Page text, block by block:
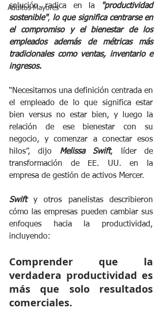
Adultos Mayores
solución radica en la
"productividad
sostenible", lo que significa centrarse en
el compromiso y el bienestar de los
empleados además de métricas más
tradicionales como ventas, inventario e
ingresos.
“Necesitamos una definición centrada en
el empleado de lo que significa estar
bien versus no estar bien, y luego la
relación de ese bienestar con su
negocio, y comenzar a conectar esos
hilos”, dijo Melissa Swift, líder de
transformación de EE. UU. en la
empresa de gestión de activos Mercer.
Swift y otros panelistas describieron
cómo las empresas pueden cambiar sus
enfoques hacia la productividad,
incluyendo:
Comprender que la
verdadera productividad es
más que solo resultados
comerciales.